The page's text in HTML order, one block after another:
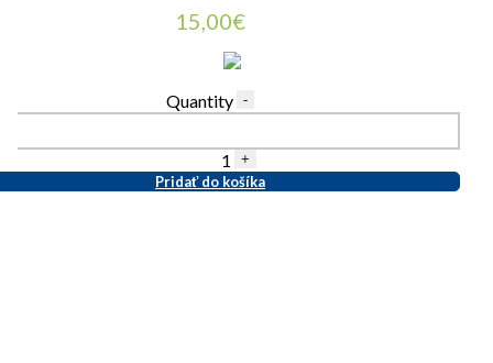
15,00€
Quantity -
1 +
Pridať do košíka